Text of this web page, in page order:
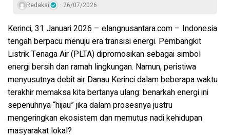
Redaksi 26/07/2026
Kerinci, 31 Januari 2026 – elangnusantara.com – Indonesia
tengah berpacu menuju era transisi energi. Pembangkit
Listrik Tenaga Air (PLTA) dipromosikan sebagai simbol
energi bersih dan ramah lingkungan. Namun, peristiwa
menyusutnya debit air Danau Kerinci dalam beberapa waktu
terakhir memaksa kita bertanya ulang: benarkah energi ini
sepenuhnya “hijau” jika dalam prosesnya justru
mengeringkan ekosistem dan memutus nadi kehidupan
masyarakat lokal?